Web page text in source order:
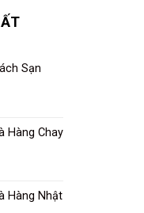
Sạn
Hàng Chay
Hàng Nhật